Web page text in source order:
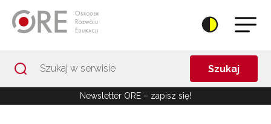
Szukaj
Newsletter ORE – zapisz się!